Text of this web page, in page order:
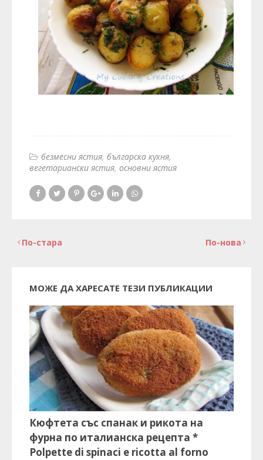
безмесни ястия българска кухня
вегетариански ястия основни ястия
По-нова
По-стара
МОЖЕ ДА ХАРЕСАТЕ ТЕЗИ ПУБЛИКАЦИИ
Кюфтета със спанак и рикота на
фурна по италианска рецепта *
Polpette di spinaci e ricotta al forno